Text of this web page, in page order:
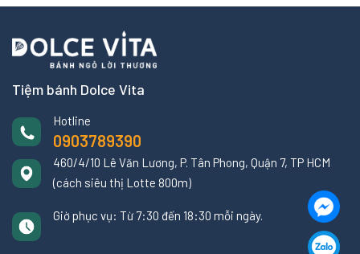
Tiệm bánh Dolce Vita
Hotline
0903789390
460/4/10 Lê Văn Lương, P. Tân Phong, Quận 7, TP HCM
(cách siêu thị Lotte 800m)
Giờ phục vụ: Từ 7:30 đến 18:30 mỗi ngày.